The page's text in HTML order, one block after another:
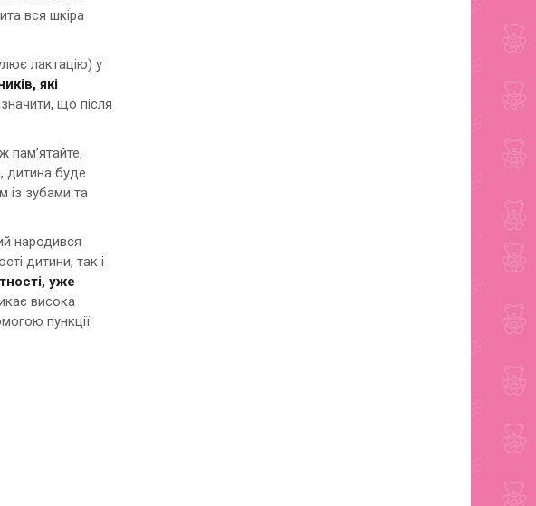
вся шкіра
лактацію) у
які
що після
пам’ятайте,
дитина буде
із зубами та
народився
дитини, так і
уже
висока
пункції